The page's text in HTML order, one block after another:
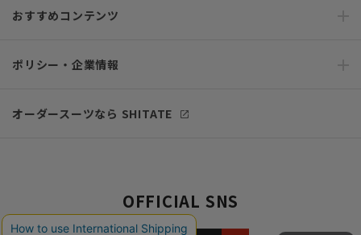
おすすめコンテンツ
ポリシー・企業情報
オーダースーツなら SHITATE
OFFICIAL SNS